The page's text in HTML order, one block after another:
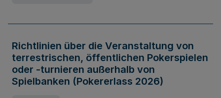
Richtlinien über die Veranstaltung von
terrestrischen, öffentlichen Pokerspielen
oder -turnieren außerhalb von
Spielbanken (Pokererlass 2026)